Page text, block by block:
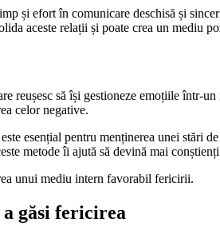
și efort în comunicare deschisă și
aceste relații și poate crea un mediu
să își gestioneze emoțiile într-
celor negative.
esențial pentru menținerea unei
metode îi ajută să devină mai
unui mediu intern favorabil fericirii.
găsi fericirea